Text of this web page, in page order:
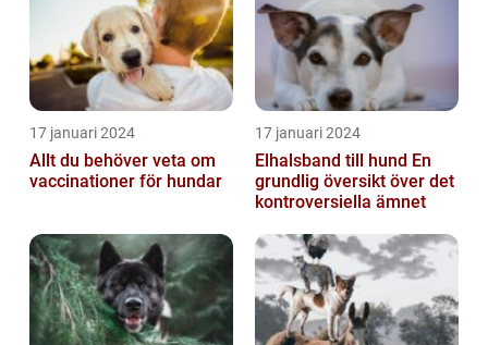
17 januari 2024
Allt du behöver veta om
vaccinationer för hundar
17 januari 2024
Elhalsband till hund En
grundlig översikt över det
kontroversiella ämnet